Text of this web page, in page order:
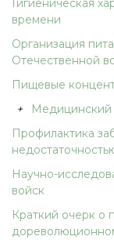
Гигиеническая
времени
Организация
Отечественной
Пищевые
+
Медицинский
Профилактика
Научно-
войск
Краткий очерк о